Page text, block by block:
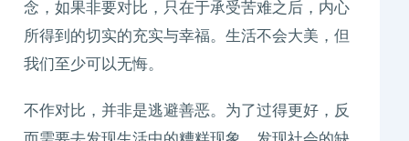
念，如果非要对比，只在于承受苦难之后，内心
所得到的切实的充实与幸福。生活不会大美，但
我们至少可以无悔。
不作对比，并非是逃避善恶。为了过得更好，反